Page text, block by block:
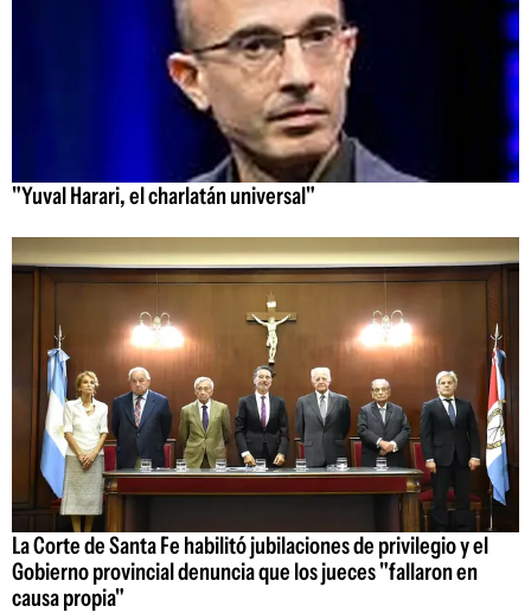
"Yuval Harari, el charlatán universal"
La Corte de Santa Fe habilitó jubilaciones de privilegio y el
Gobierno provincial denuncia que los jueces "fallaron en
causa propia"